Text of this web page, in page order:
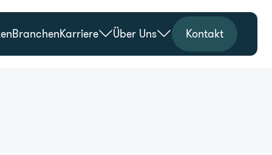
BranchenKarriere Über Uns Kontakt